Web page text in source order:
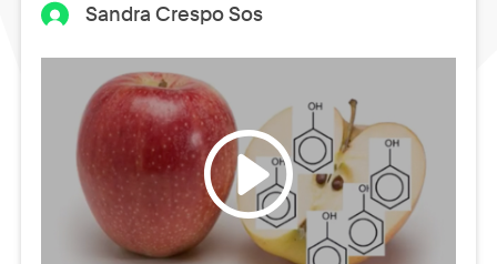
Sandra Crespo Sos